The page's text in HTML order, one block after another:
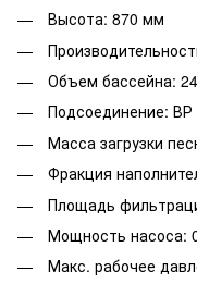
Высота: 870 мм
Объем бассейна:
Подсоединение: ВР
Масса загрузки
Фракция
Площадь
Мощность насоса:
Макс. рабочее